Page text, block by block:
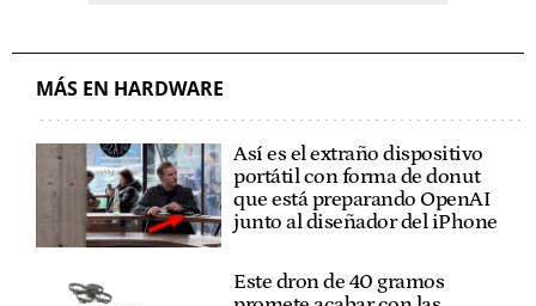
MÁS EN HARDWARE
Así es el extraño dispositivo
portátil con forma de donut
que está preparando OpenAI
junto al diseñador del iPhone
Este dron de 40 gramos